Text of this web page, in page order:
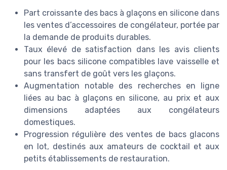
Part croissante des bacs à glaçons en silicone dans
les ventes d’accessoires de congélateur, portée par
la demande de produits durables.
Taux élevé de satisfaction dans les avis clients
pour les bacs silicone compatibles lave vaisselle et
sans transfert de goût vers les glaçons.
Augmentation notable des recherches en ligne
liées au bac à glaçons en silicone, au prix et aux
dimensions adaptées aux congélateurs
domestiques.
Progression régulière des ventes de bacs glacons
en lot, destinés aux amateurs de cocktail et aux
petits établissements de restauration.